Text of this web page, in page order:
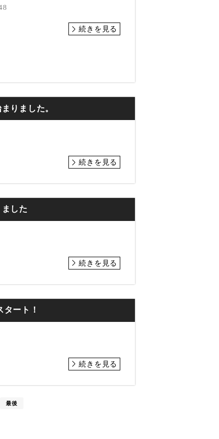
続きを見る
りました。
続きを見る
した
続きを見る
ート！
続きを見る
最後